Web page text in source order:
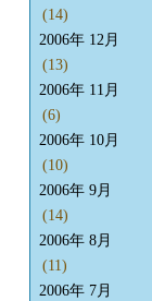
(14)
2006年 12月
(13)
2006年 11月
(6)
2006年 10月
(10)
2006年 9月
(14)
2006年 8月
(11)
2006年 7月